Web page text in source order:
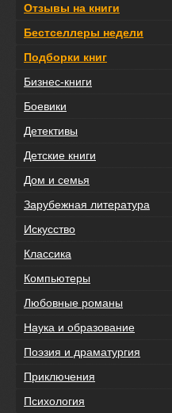
Отзывы на книги
Бестселлеры недели
Подборки книг
Бизнес-книги
Боевики
Детективы
Детские книги
Дом и семья
Зарубежная литература
Искусство
Классика
Компьютеры
Любовные романы
Наука и образование
Поэзия и драматургия
Приключения
Психология